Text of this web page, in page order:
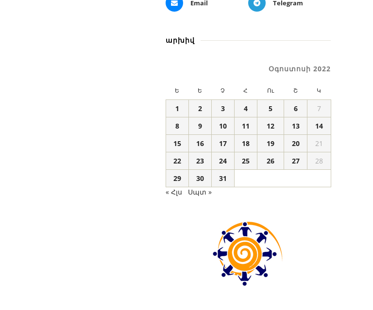
Email Telegram
արխիվ
Օգոստոսի 2022
Ե Ե Չ Հ Ու Շ Կ
1 2 3 4 5 6
7
8
9 10 11 12 13
14
15
16 17 18 19 20
21
22
23 24 25 26 27
28
29
30
31
« Հլս
Սպտ »